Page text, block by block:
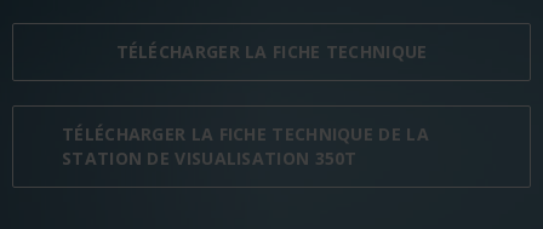
TÉLÉCHARGER LA FICHE TECHNIQUE
TÉLÉCHARGER LA FICHE TECHNIQUE DE LA
STATION DE VISUALISATION 350T